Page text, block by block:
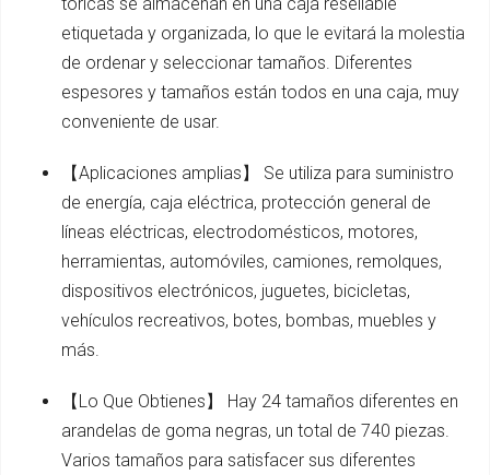
etiquetada y organizada, lo que le evitará la molestia
de ordenar y seleccionar tamaños. Diferentes
espesores y tamaños están todos en una caja, muy
conveniente de usar.
【Aplicaciones amplias】 Se utiliza para suministro
de energía, caja eléctrica, protección general de
líneas eléctricas, electrodomésticos, motores,
herramientas, automóviles, camiones, remolques,
dispositivos electrónicos, juguetes, bicicletas,
vehículos recreativos, botes, bombas, muebles y
más.
【Lo Que Obtienes】 Hay 24 tamaños diferentes en
arandelas de goma negras, un total de 740 piezas.
Varios tamaños para satisfacer sus diferentes